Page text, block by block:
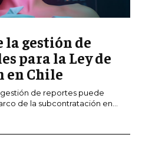
gestión de
para la Ley de
en Chile
de reportes puede
de la subcontratación en...